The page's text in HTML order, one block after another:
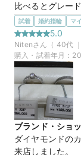
商品名 ブ
マイナビ限定 来
この店舗のお
マイナビ限定＼
1,000円分ギフト
比べるとグレー
と思います。
選んだ商品を気
星が好きなので
た。さりげなく
かったです。一
モンドも欲しい
た。
この店舗の良かっ
親身になって楽
素敵です。
結構照れ屋でサ
試着 婚約指輪 マ
5.0
Nitenさん（ 40代 ｜
購入・試着年月：
ブランド・ショ
ダイヤモンドの
来店しました。